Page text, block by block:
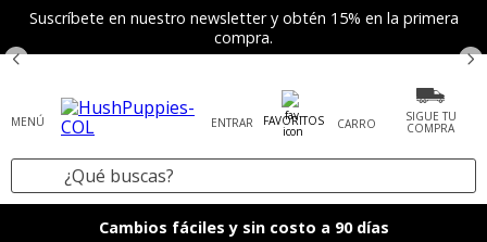
Suscríbete en nuestro newsletter y obtén 15% en la primera
compra.
ENTRAR FAVORITOS SIGUE TU
COMPRA
¿Qué buscas?
Cambios fáciles y sin costo a 90 días